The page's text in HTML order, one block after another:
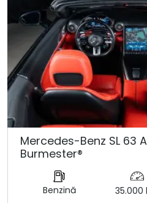
Mercedes-Benz SL 63
Burmester®
Benzină 35.000